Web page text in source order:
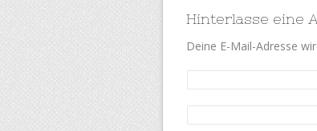
Hinterlasse eine
Deine E-Mail-Adresse